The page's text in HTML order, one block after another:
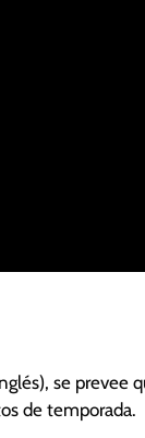
puede ser
se prevee
de temporada.